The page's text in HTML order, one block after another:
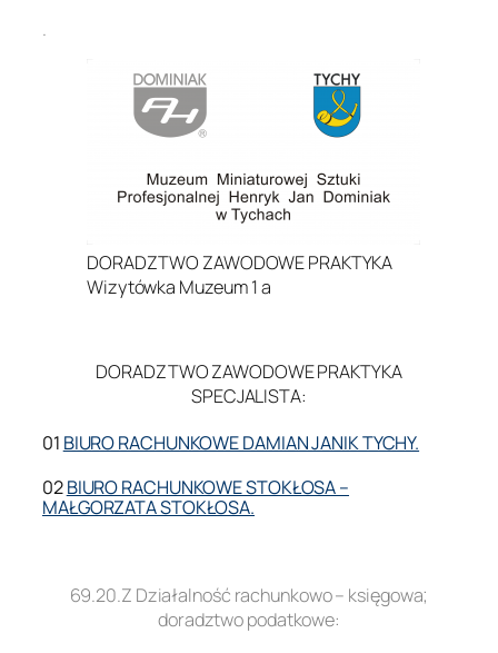
.
DORADZTWO ZAWODOWE PRAKTYKA
Wizytówka Muzeum 1 a
DORADZTWO ZAWODOWE PRAKTYKA
SPECJALISTA:
01 BIURO RACHUNKOWE DAMIAN JANIK TYCHY.
02BIURO RACHUNKOWE STOKŁOSA –
MAŁGORZATA STOKŁOSA.
69.20.Z Działalność rachunkowo – księgowa;
doradztwo podatkowe: